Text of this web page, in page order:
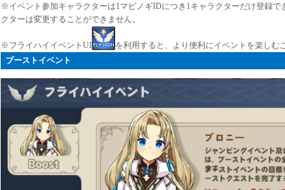
※イベント参加キャラクターは1マビノギIDにつき1キャラクターだけ登録で
クターは変更することができません。
※フライハイイベントUI
を利用すると、より便利にイベントを楽しむ
ブーストイベント